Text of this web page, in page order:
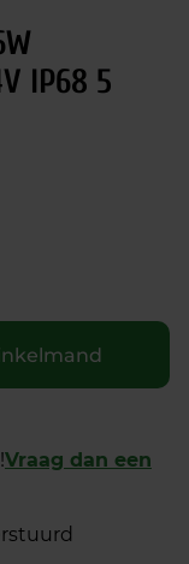
IP68 5
Vraag dan een